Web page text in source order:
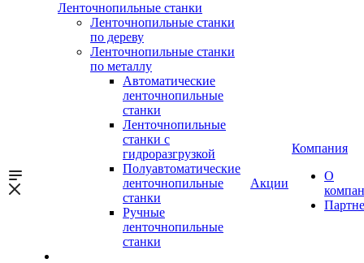
Ленточнопильные станки
Ленточнопильные станки
по дереву
Ленточнопильные станки
по металлу
Автоматические
ленточнопильные
станки
Ленточнопильные
станки с
гидроразгрузкой
Полуавтоматические
ленточнопильные
станки
Ручные
ленточнопильные
станки
Акции
Компания
О